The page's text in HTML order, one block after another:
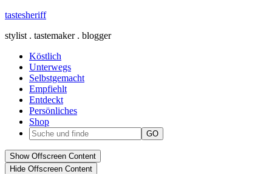
tastesheriff
stylist . tastemaker . blogger
Köstlich
Unterwegs
Selbstgemacht
Empfiehlt
Entdeckt
Persönliches
Shop
Show Offscreen Content
Hide Offscreen Content